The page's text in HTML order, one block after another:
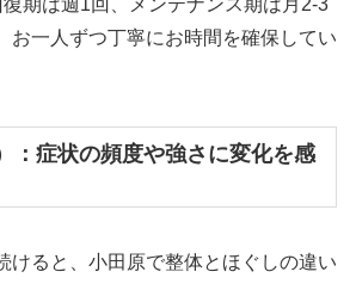
期は週1回、メンテナンス期は月2-3
お一人ずつ丁寧にお時間を確保してい
：症状の頻度や強さに変化を感
けると、小田原で整体とほぐしの違い